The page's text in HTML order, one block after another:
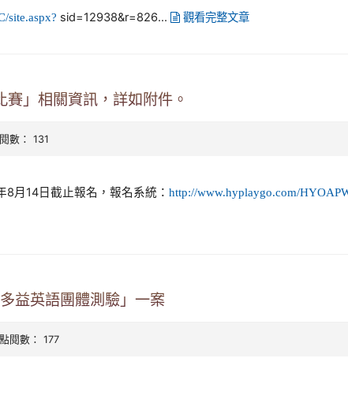
site.aspx? sid=12938&r=826... 觀看完整文章
」相關資訊，詳如附件。
數： 131
8月14日截止報名，報名系統：http://www.hyplaygo.com/
益英語團體測驗」一案
閱數： 177